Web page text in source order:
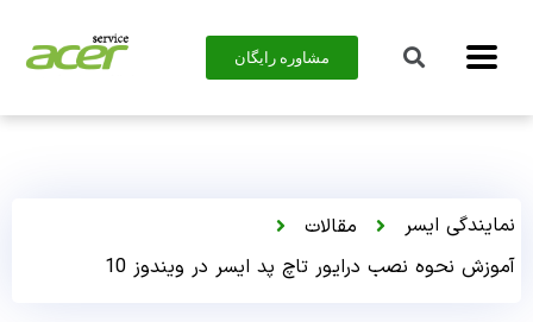
مشاوره رایگان
نمایندگی ایسر
مقالات
آموزش نحوه نصب درایور تاچ پد ایسر در ویندوز 10